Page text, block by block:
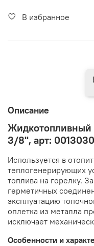
В избранное
Описание
Жидкотопливный
3/8", арт:
Используется в
теплогенерирующих
топлива на горелку.
герметичных
эксплуатацию
оплетка из металла
исключает
Особенности и